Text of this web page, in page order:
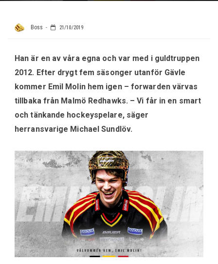
Boss 21/10/2019
Han är en av våra egna och var med i guldtruppen
2012. Efter drygt fem säsonger utanför Gävle
kommer Emil Molin hem igen – forwarden värvas
tillbaka från Malmö Redhawks. – Vi får in en smart
och tänkande hockeyspelare, säger
herransvarige Michael Sundlöv.